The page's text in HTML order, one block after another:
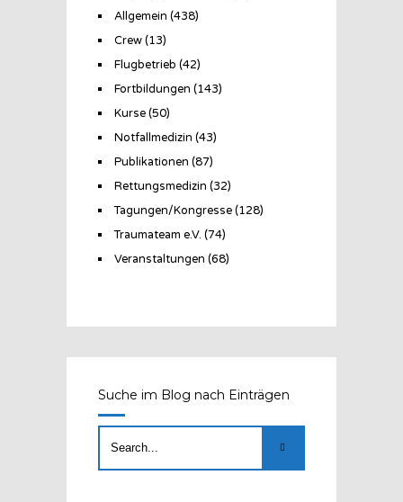
Allgemein (438)
Crew(13)
Flugbetrieb (42)
Fortbildungen (143)
Kurse(50)
Notfallmedizin (43)
Publikationen (87)
Rettungsmedizin (32)
Tagungen/Kongresse(128)
Traumateam e.V. (74)
Veranstaltungen (68)
Suche im Blog nach Einträgen